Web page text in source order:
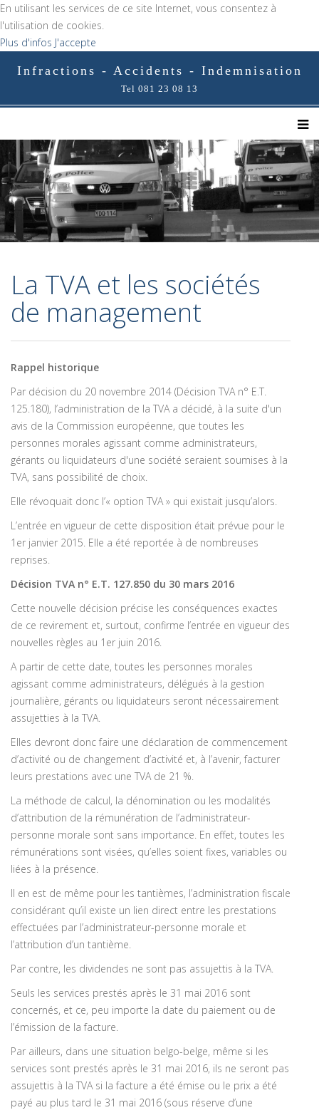
En utilisant les services de ce site Internet, vous consentez à
l'utilisation de cookies.
Plus d'infos J'accepte
Infractions - Accidents - Indemnisation
Tel 081 23 08 13
La TVA et les sociétés
de management
Rappel historique
Par décision du 20 novembre 2014 (Décision TVA n° E.T.
125.180), l’administration de la TVA a décidé, à la suite d'un
avis de la Commission européenne, que toutes les
personnes morales agissant comme administrateurs,
gérants ou liquidateurs d'une société seraient soumises à la
TVA, sans possibilité de choix.
Elle révoquait donc l’« option TVA » qui existait jusqu’alors.
L’entrée en vigueur de cette disposition était prévue pour le
1er janvier 2015. Elle a été reportée à de nombreuses
reprises.
Décision TVA n° E.T. 127.850 du 30 mars 2016
Cette nouvelle décision précise les conséquences exactes
de ce revirement et, surtout, confirme l’entrée en vigueur des
nouvelles règles au 1er juin 2016.
A partir de cette date, toutes les personnes morales
agissant comme administrateurs, délégués à la gestion
journalière, gérants ou liquidateurs seront nécessairement
assujetties à la TVA.
Elles devront donc faire une déclaration de commencement
d’activité ou de changement d’activité et, à l’avenir, facturer
leurs prestations avec une TVA de 21 %.
La méthode de calcul, la dénomination ou les modalités
d’attribution de la rémunération de l’administrateur-
personne morale sont sans importance. En effet, toutes les
rémunérations sont visées, qu’elles soient fixes, variables ou
liées à la présence.
Il en est de même pour les tantièmes, l’administration fiscale
considérant qu’il existe un lien direct entre les prestations
effectuées par l’administrateur-personne morale et
l’attribution d’un tantième.
Par contre, les dividendes ne sont pas assujettis à la TVA.
Seuls les services prestés après le 31 mai 2016 sont
concernés, et ce, peu importe la date du paiement ou de
l’émission de la facture.
Par ailleurs, dans une situation belgo-belge, même si les
services sont prestés après le 31 mai 2016, ils ne seront pas
assujettis à la TVA si la facture a été émise ou le prix a été
payé au plus tard le 31 mai 2016 (sous réserve d’une